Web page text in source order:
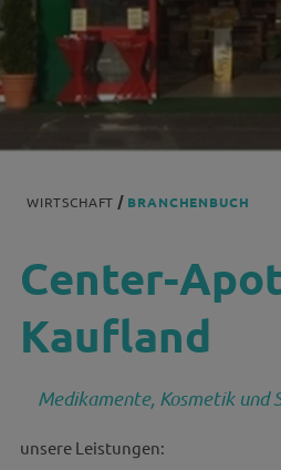
WIRTSCHAFT BRANCHENBUCH
Center-
Kaufland
Medikamente, Kosmetik und
unsere Leistungen: